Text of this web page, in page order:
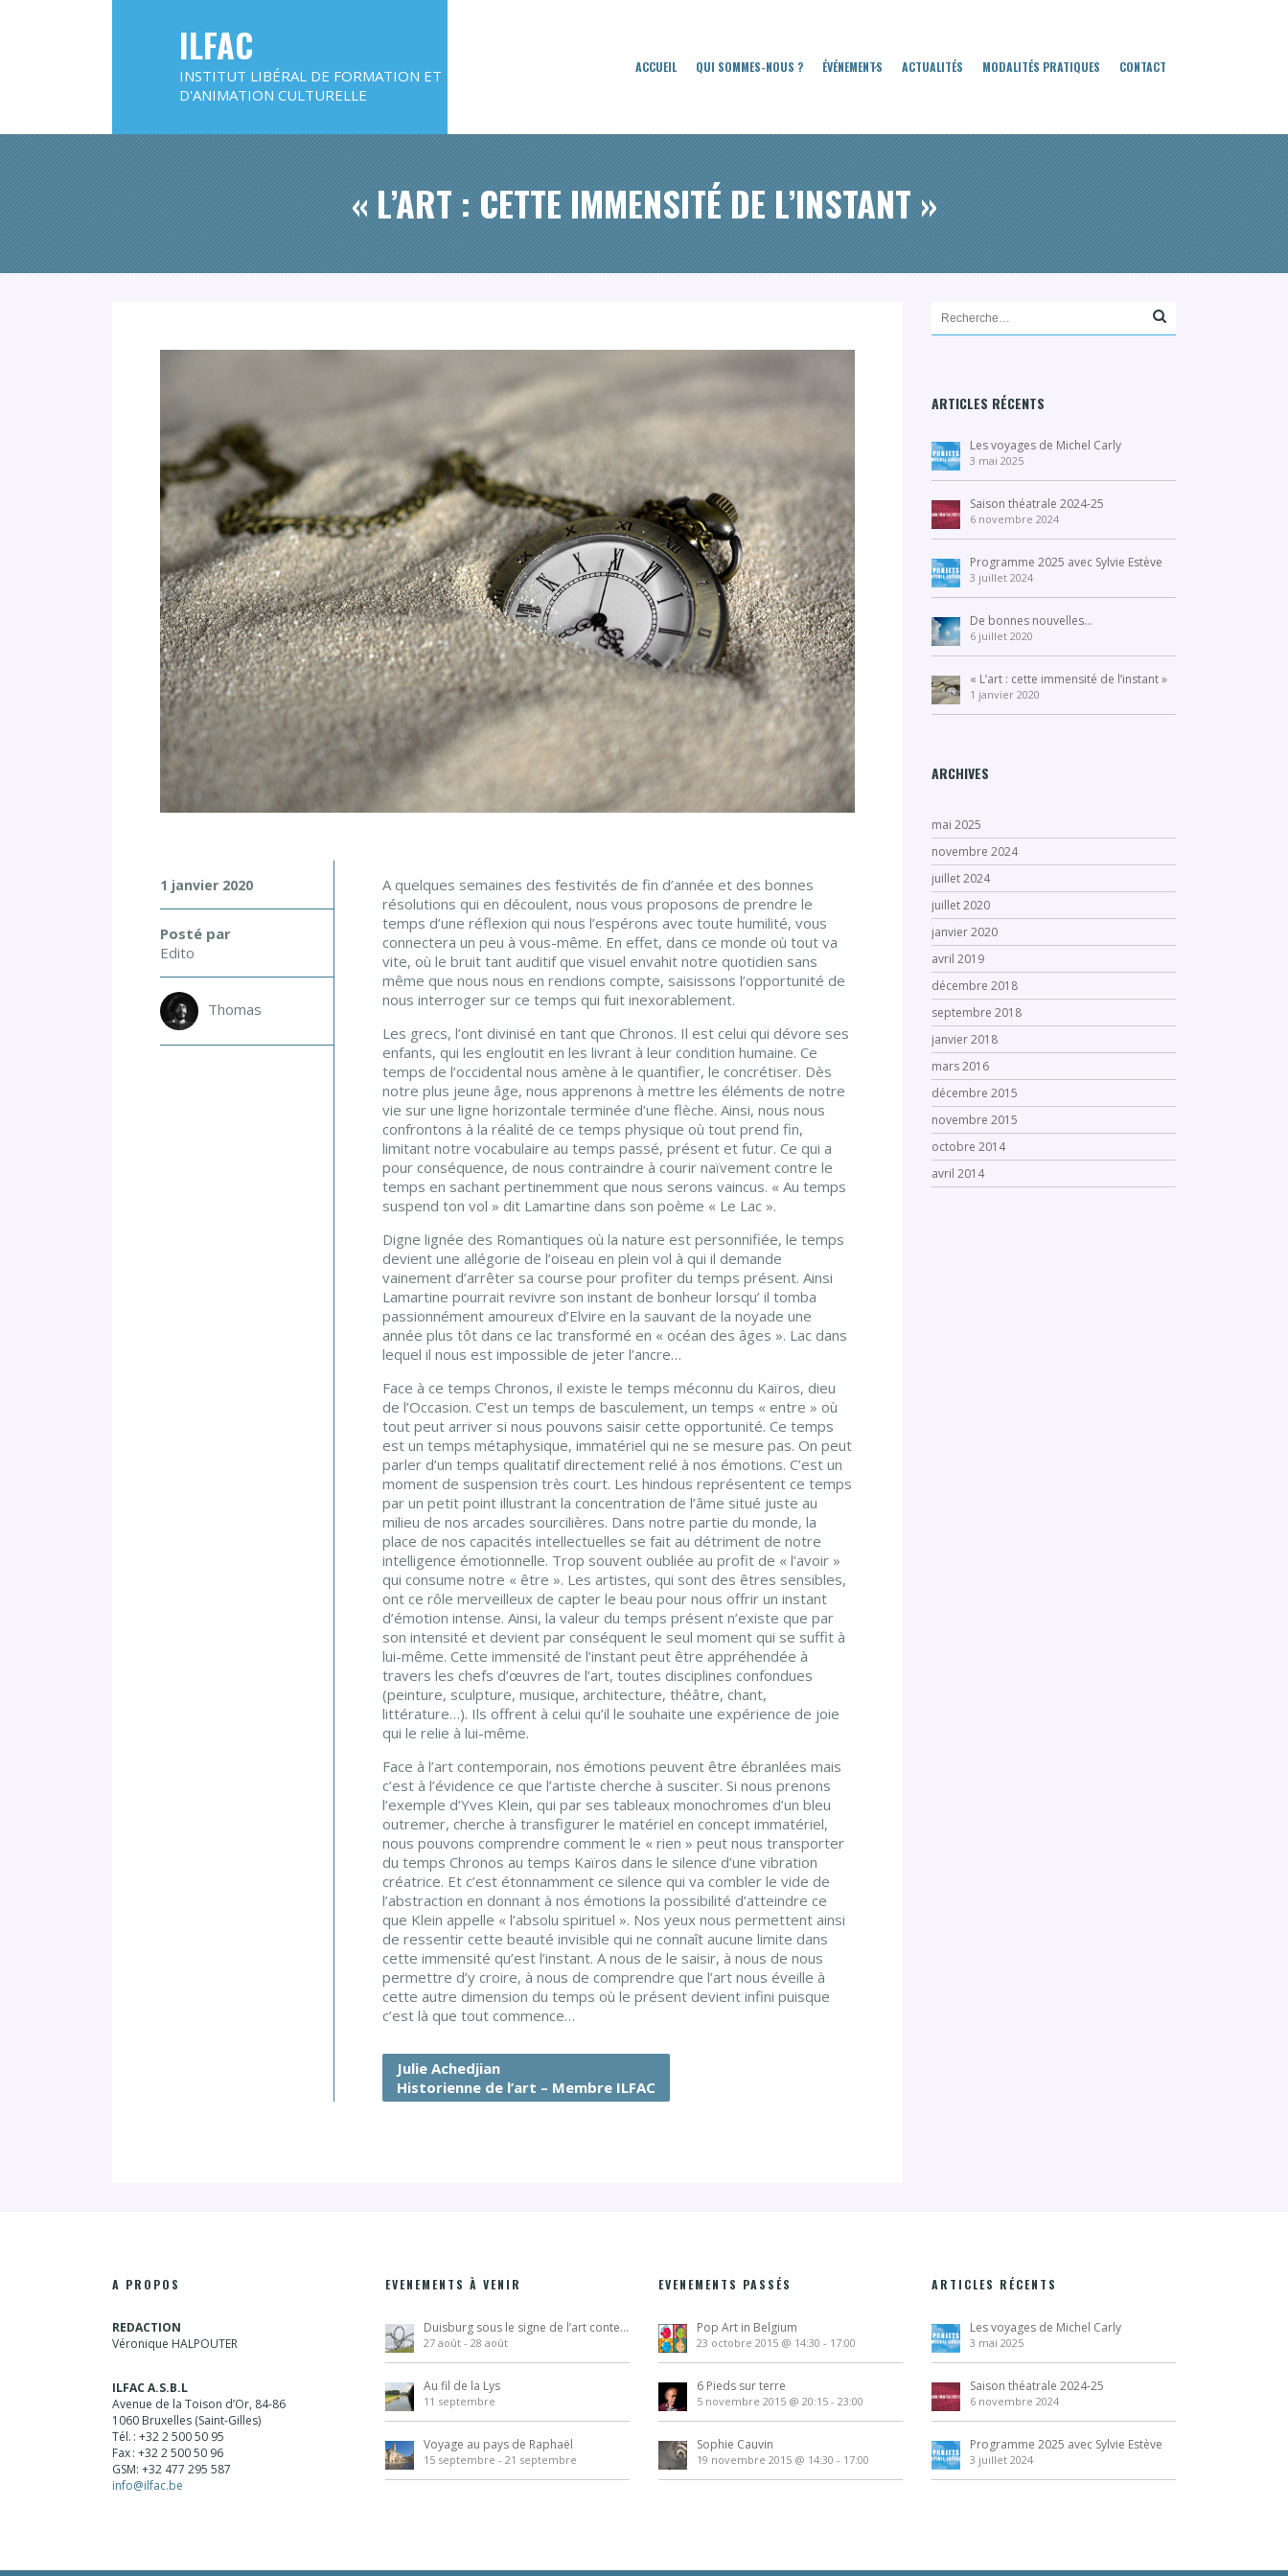
ILFAC
INSTITUT LIBÉRAL DE FORMATION ET
D'ANIMATION CULTURELLE
ACCUEIL QUI SOMMES-NOUS ? ÉVÉNEMENTS ACTUALITÉS MODALITÉS PRATIQUES CONTACT
« L’ART : CETTE IMMENSITÉ DE L’INSTANT »
L
’
A
R
T
:
C
E
T
T
E
I
M
E
N
S
I
T
D
E
L
’
I
N
S
T
A
N
T
»
A quelques semaines des festivités de fin d’année et des bonnes
résolutions qui en découlent, nous vous proposons de prendre le
temps d’une réflexion qui nous l’espérons avec toute humilité, vous
connectera un peu à vous-même. En effet, dans ce monde où tout va
vite, où le bruit tant auditif que visuel envahit notre quotidien sans
même que nous nous en rendions compte, saisissons l’opportunité de
nous interroger sur ce temps qui fuit inexorablement.
Les grecs, l’ont divinisé en tant que Chronos. Il est celui qui dévore ses
enfants, qui les engloutit en les livrant à leur condition humaine. Ce
temps de l’occidental nous amène à le quantifier, le concrétiser. Dès
notre plus jeune âge, nous apprenons à mettre les éléments de notre
vie sur une ligne horizontale terminée d’une flèche. Ainsi, nous nous
confrontons à la réalité de ce temps physique où tout prend fin,
limitant notre vocabulaire au temps passé, présent et futur. Ce qui a
pour conséquence, de nous contraindre à courir naïvement contre le
temps en sachant pertinemment que nous serons vaincus. « Au temps
suspend ton vol » dit Lamartine dans son poème « Le Lac ».
Digne lignée des Romantiques où la nature est personnifiée, le temps
devient une allégorie de l’oiseau en plein vol à qui il demande
vainement d’arrêter sa course pour profiter du temps présent. Ainsi
Lamartine pourrait revivre son instant de bonheur lorsqu’ il tomba
passionnément amoureux d’Elvire en la sauvant de la noyade une
année plus tôt dans ce lac transformé en « océan des âges ». Lac dans
lequel il nous est impossible de jeter l’ancre…
Face à ce temps Chronos, il existe le temps méconnu du Kaïros, dieu
de l’Occasion. C’est un temps de basculement, un temps « entre » où
tout peut arriver si nous pouvons saisir cette opportunité. Ce temps
est un temps métaphysique, immatériel qui ne se mesure pas. On peut
parler d’un temps qualitatif directement relié à nos émotions. C’est un
moment de suspension très court. Les hindous représentent ce temps
par un petit point illustrant la concentration de l’âme situé juste au
milieu de nos arcades sourcilières. Dans notre partie du monde, la
place de nos capacités intellectuelles se fait au détriment de notre
intelligence émotionnelle. Trop souvent oubliée au profit de « l’avoir »
qui consume notre « être ». Les artistes, qui sont des êtres sensibles,
ont ce rôle merveilleux de capter le beau pour nous offrir un instant
d’émotion intense. Ainsi, la valeur du temps présent n’existe que par
son intensité et devient par conséquent le seul moment qui se suffit à
lui-même. Cette immensité de l’instant peut être appréhendée à
travers les chefs d’œuvres de l’art, toutes disciplines confondues
(peinture, sculpture, musique, architecture, théâtre, chant,
littérature…). Ils offrent à celui qu’il le souhaite une expérience de joie
qui le relie à lui-même.
Face à l’art contemporain, nos émotions peuvent être ébranlées mais
c’est à l’évidence ce que l’artiste cherche à susciter. Si nous prenons
l’exemple d’Yves Klein, qui par ses tableaux monochromes d’un bleu
outremer, cherche à transfigurer le matériel en concept immatériel,
nous pouvons comprendre comment le « rien » peut nous transporter
du temps Chronos au temps Kaïros dans le silence d’une vibration
créatrice. Et c’est étonnamment ce silence qui va combler le vide de
l’abstraction en donnant à nos émotions la possibilité d’atteindre ce
que Klein appelle « l’absolu spirituel ». Nos yeux nous permettent ainsi
de ressentir cette beauté invisible qui ne connaît aucune limite dans
cette immensité qu’est l’instant. A nous de le saisir, à nous de nous
permettre d’y croire, à nous de comprendre que l’art nous éveille à
cette autre dimension du temps où le présent devient infini puisque
c’est là que tout commence…
Julie Achedjian
Historienne de l’art – Membre ILFAC
1 janvier 2020
Posté par
Edito
Thomas
ARTICLES RÉCENTS
Les voyages de Michel Carly
3 mai 2025
Saison théatrale 2024-25
6 novembre 2024
Programme 2025 avec Sylvie Estève
3 juillet 2024
De bonnes nouvelles…
6 juillet 2020
« L’art : cette immensité de l’instant »
1 janvier 2020
ARCHIVES
mai 2025
novembre 2024
juillet 2024
juillet 2020
janvier 2020
avril 2019
décembre 2018
septembre 2018
janvier 2018
mars 2016
décembre 2015
novembre 2015
octobre 2014
avril 2014
A PROPOS
REDACTION
Véronique HALPOUTER
ILFAC A.S.B.L
Avenue de la Toison d’Or, 84-86
1060 Bruxelles (Saint-Gilles)
Tél. : +32 2 500 50 95
Fax : +32 2 500 50 96
GSM: +32 477 295 587
info@ilfac.be
EVENEMENTS À VENIR
Duisburg sous le signe de l’art contemporain
27 août - 28 août
Au fil de la Lys
11 septembre
Voyage au pays de Raphaël
15 septembre - 21 septembre
EVENEMENTS PASSÉS
Pop Art in Belgium
23 octobre 2015 @ 14:30 - 17:00
6 Pieds sur terre
5 novembre 2015 @ 20:15 - 23:00
Sophie Cauvin
19 novembre 2015 @ 14:30 - 17:00
ARTICLES RÉCENTS
Les voyages de Michel Carly
3 mai 2025
Saison théatrale 2024-25
6 novembre 2024
Programme 2025 avec Sylvie Estève
3 juillet 2024